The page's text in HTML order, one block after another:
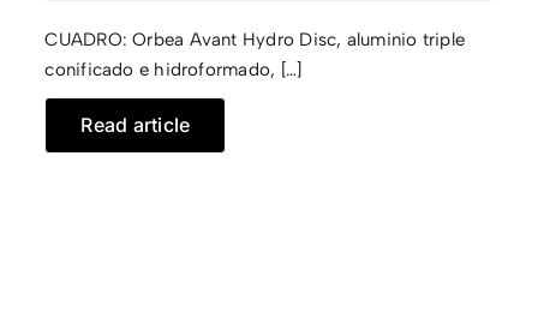
CUADRO: Orbea Avant Hydro Disc, aluminio triple
conificado e hidroformado, […]
Read article